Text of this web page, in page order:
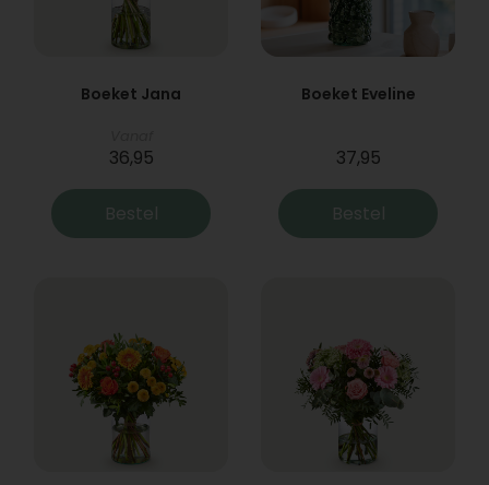
Boeket Jana
36,95
Bestel
Boeket Eveline
37,95
Bestel